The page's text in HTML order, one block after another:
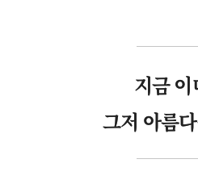
지금
그저 아름